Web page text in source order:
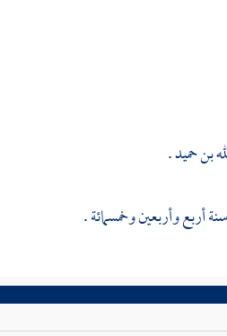
بن حميد.
أربع وأربعين وخمسمائة .